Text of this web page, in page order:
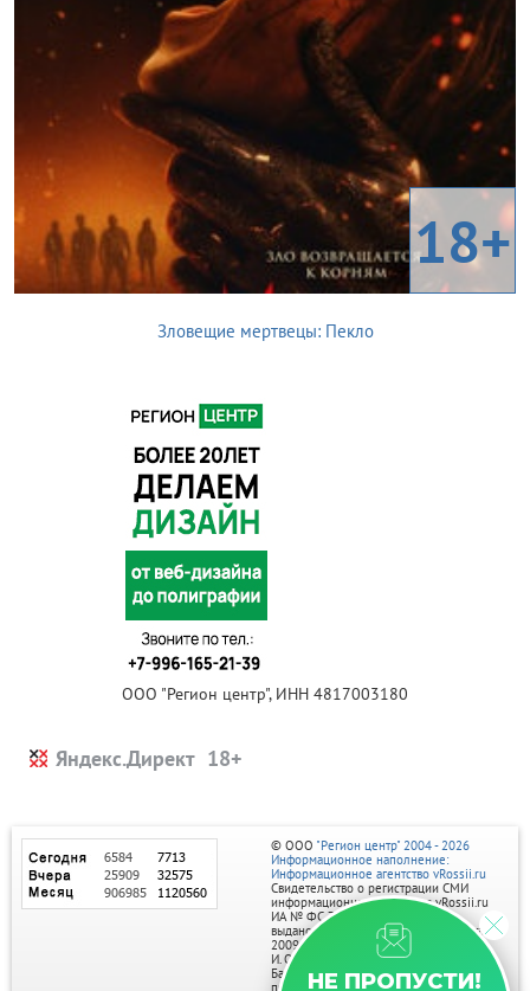
18+
Зловещие мертвецы: Пекло
ООО "Регион центр", ИНН 4817003180
Яндекс.Директ
НЕ ПРОПУСТИ!
© ООО "Регион центр" 2004 - 2026
Информационное наполнение:
Информационное агентство vRossii.ru
Свидетельство о регистрации СМИ
информационного агентства vRossii.ru
ИА № ФС 77‑35502
выдано РОСКОМНАДЗОРом 04 марта
2009г.
И. О. Главного редактора Нарыков А. Н.
Баннеры на портале размещаются на
правах рекламы.